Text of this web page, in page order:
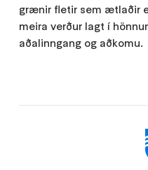
grænir fletir sem ætlaðir
meira verður lagt í
aðalinngang og aðkomu.